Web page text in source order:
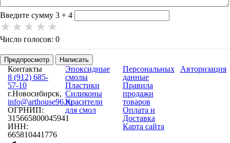
-
Введите сумму 3 + 4
Число голосов: 0
Предпросмотр Написать
Контакты
8 (912) 685-
57-10
г.Новосибирск,
info@arthouse96.ru
ОГРНИП:
315665800045941
ИНН:
665810441776
Эпоксидные
смолы
Пластики
Силиконы
Красители
для смол
Персональных
данные
Правила
продажи
товаров
Оплата и
Доставка
Карта сайта
Авторизация